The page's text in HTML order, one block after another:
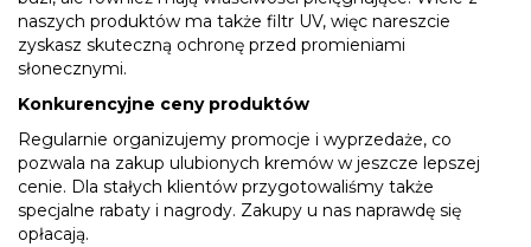
naszych produktów ma także filtr UV, więc nareszcie
zyskasz skuteczną ochronę przed promieniami
słonecznymi.
Konkurencyjne ceny produktów
Regularnie organizujemy promocje i wyprzedaże, co
pozwala na zakup ulubionych kremów w jeszcze lepszej
cenie. Dla stałych klientów przygotowaliśmy także
specjalne rabaty i nagrody. Zakupy u nas naprawdę się
opłacają.